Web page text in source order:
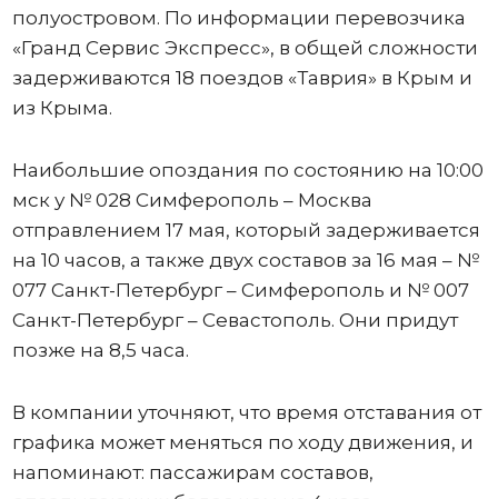
полуостровом. По информации перевозчика
«Гранд Сервис Экспресс», в общей сложности
задерживаются 18 поездов «Таврия» в Крым и
из Крыма.
Наибольшие опоздания по состоянию на 10:00
мск у № 028 Симферополь – Москва
отправлением 17 мая, который задерживается
на 10 часов, а также двух составов за 16 мая – №
077 Санкт-Петербург – Симферополь и № 007
Санкт-Петербург – Севастополь. Они придут
позже на 8,5 часа.
В компании уточняют, что время отставания от
графика может меняться по ходу движения, и
напоминают: пассажирам составов,